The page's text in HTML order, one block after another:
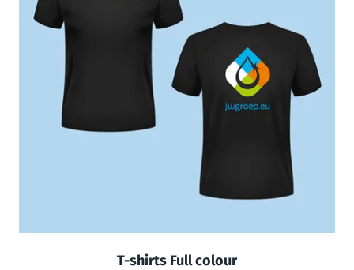
T-shirts Full colour